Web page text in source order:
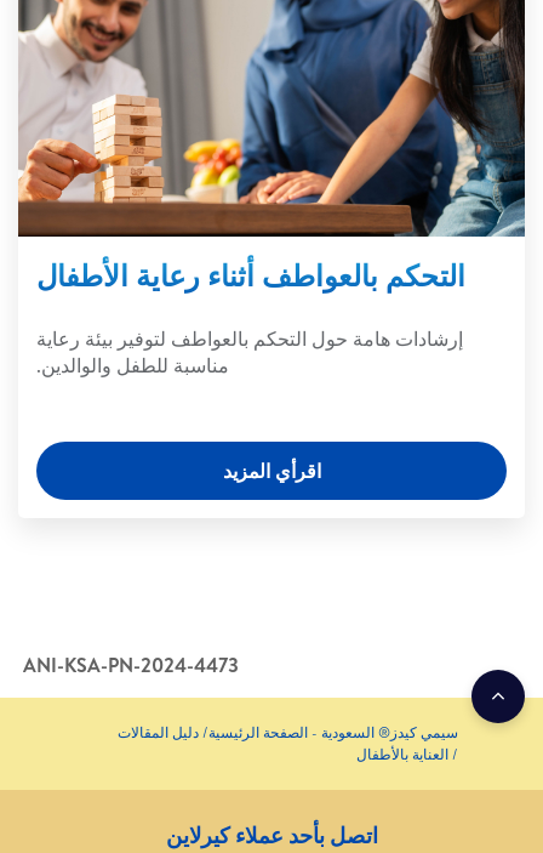
التحكم بالعواطف أثناء رعاية الأطفال
إرشادات هامة حول التحكم بالعواطف لتوفير بيئة رعاية
مناسبة للطفل والوالدين.
اقرأي المزيد
ANI-KSA-PN-2024-4473
سيمي كيدز® السعودية - الصفحة الرئيسية دليل المقالات
العناية بالأطفال
اتصل بأحد عملاء كيرلاين